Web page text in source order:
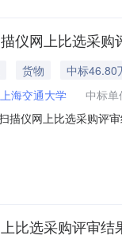
仪网上比选采购
货物
中标46.80
上海交通大学
中标单
描仪网上比选采购评
公示期满无质疑，
比选采购评审结